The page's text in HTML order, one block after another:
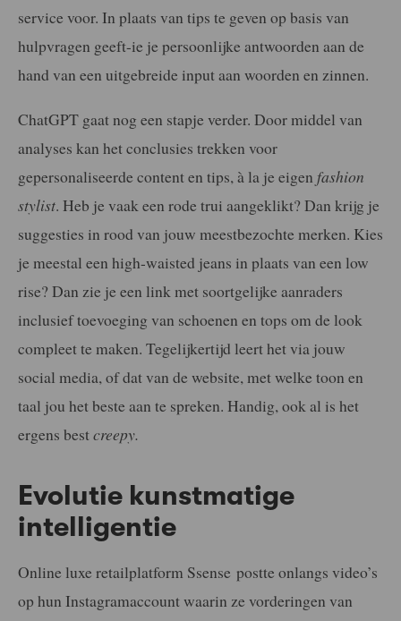
service voor. In plaats van tips te geven op basis van
hulpvragen geeft-ie je persoonlijke antwoorden aan de
hand van een uitgebreide input aan woorden en zinnen.
ChatGPT gaat nog een stapje verder. Door middel van
analyses kan het conclusies trekken voor
gepersonaliseerde content en tips, à la je eigen fashion
stylist. Heb je vaak een rode trui aangeklikt? Dan krijg je
suggesties in rood van jouw meestbezochte merken. Kies
je meestal een high-waisted jeans in plaats van een low
rise? Dan zie je een link met soortgelijke aanraders
inclusief toevoeging van schoenen en tops om de look
compleet te maken. Tegelijkertijd leert het via jouw
social media, of dat van de website, met welke toon en
taal jou het beste aan te spreken. Handig, ook al is het
ergens bestcreepy.
Evolutie kunstmatige
intelligentie
Online luxe retailplatform Ssense postte onlangs video’s
op hun Instagramaccount waarin ze vorderingen van